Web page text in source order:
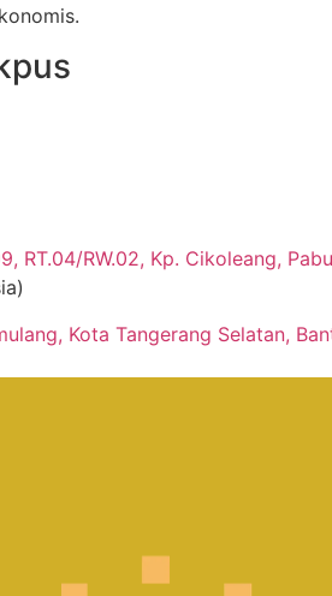
RT.04/RW.02, Kp. Cikoleang,
Kota Tangerang Selatan,